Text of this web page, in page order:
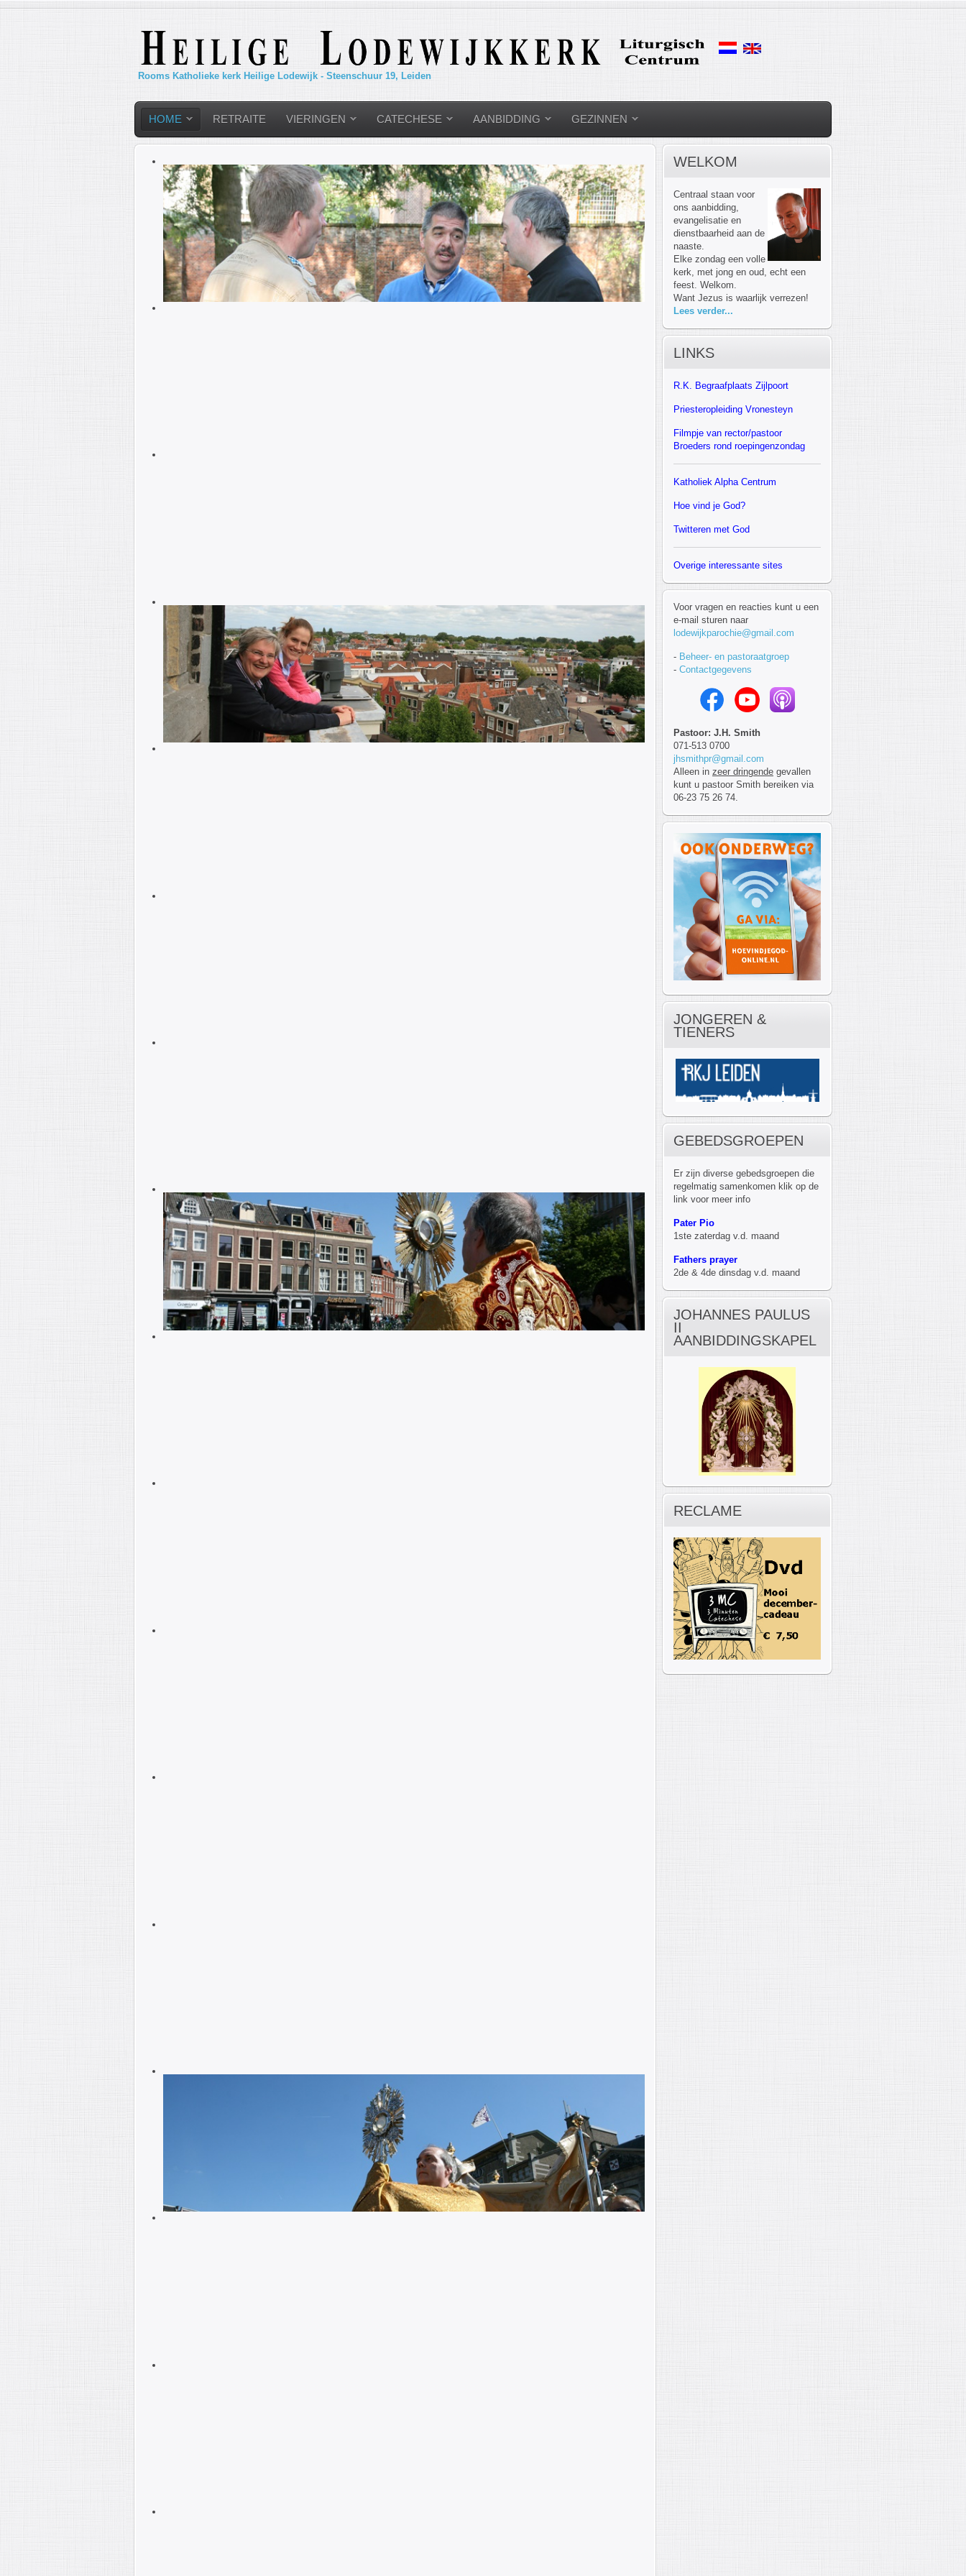
Rooms Katholieke kerk Heilige Lodewijk - Steenschuur 19, Leiden
HOME RETRAITE VIERINGEN CATECHESE AANBIDDING GEZINNEN
WELKOM
Centraal staan voor
ons aanbidding,
evangelisatie en
dienstbaarheid aan de
naaste.
Elke zondag een volle
kerk, met jong en oud, echt een
feest. Welkom.
Want Jezus is waarlijk verrezen!
Lees verder...
LINKS
R.K. Begraafplaats Zijlpoort
Priesteropleiding Vronesteyn
Filmpje van rector/pastoor
Broeders rond roepingenzondag
Katholiek Alpha Centrum
Hoe vind je God?
Twitteren met God
Overige interessante sites
Voor vragen en reacties kunt u een
e-mail sturen naar
lodewijkparochie@gmail.com
- Beheer- en pastoraatgroep
- Contactgegevens
Pastoor: J.H. Smith
071-513 0700
jhsmithpr@gmail.com
Alleen in zeer dringende gevallen
kunt u pastoor Smith bereiken via
06-23 75 26 74.
JONGEREN &
TIENERS
GEBEDSGROEPEN
Er zijn diverse gebedsgroepen die
regelmatig samenkomen klik op de
link voor meer info
Pater Pio
1ste zaterdag v.d. maand
Fathers prayer
2de & 4de dinsdag v.d. maand
JOHANNES PAULUS
II
AANBIDDINGSKAPEL
RECLAME